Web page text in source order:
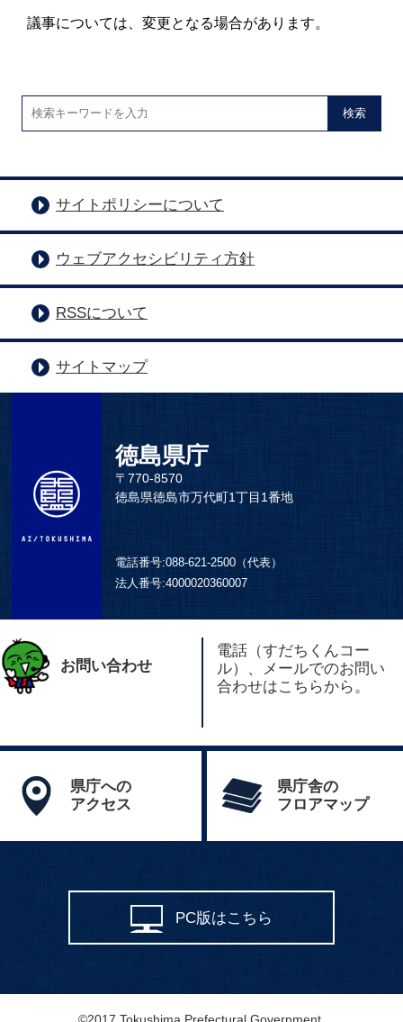
議事については、変更となる場合があります。
検索
サイトポリシーについて
ウェブアクセシビリティ方針
RSSについて
サイトマップ
徳島県庁
〒770-8570
徳島県徳島市万代町1丁目1番地
電話番号:088-621-2500（代表）
法人番号:4000020360007
お問い合わせ
電話（すだちくんコー
ル）、メールでのお問い
合わせはこちらから。
県庁への
アクセス
県庁舎の
フロアマップ
PC版はこちら